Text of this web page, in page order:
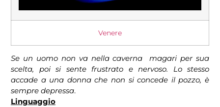
Venere
Se un uomo non va nella caverna magari per sua
scelta, poi si sente frustrato e nervoso. Lo stesso
accade a una donna che non si concede il pozzo, è
sempre depressa.
Linguaggio